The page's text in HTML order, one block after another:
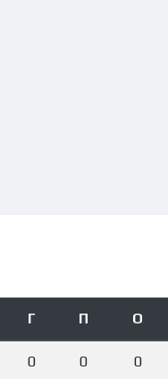
Г П О
0 0 0